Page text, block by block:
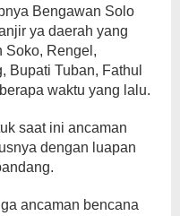
Bengawan Solo
ya daerah yang
Soko, Rengel,
Bupati Tuban, Fathul
waktu yang lalu.
saat ini ancaman
dengan luapan
ancaman bencana